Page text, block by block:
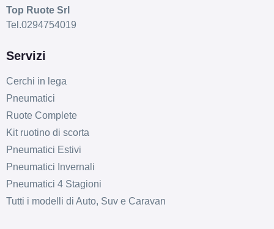
Top Ruote Srl
Tel.0294754019
Servizi
Cerchi in lega
Pneumatici
Ruote Complete
Kit ruotino di scorta
Pneumatici Estivi
Pneumatici Invernali
Pneumatici 4 Stagioni
Tutti i modelli di Auto, Suv e Caravan